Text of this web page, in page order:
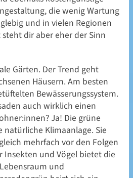
die wenig Wartung
und in vielen Regionen
dir aber eher der Sinn
Gärten. Der Trend geht
Häusern. Am besten
Bewässerungssystem.
auch wirklich einen
Ja! Die grüne
natürliche Klimaanlage. Sie
mehrfach vor den Folgen
Insekten und Vögel bietet die
und